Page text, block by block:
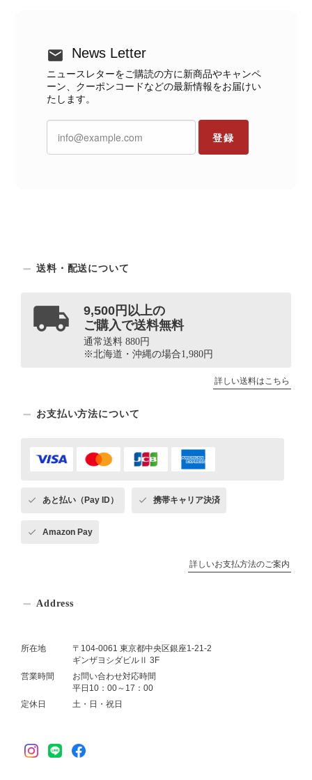
News Letter
ニュースレターをご購読の方に新商品やキャンペ
ーン、クーポンコードなどの最新情報をお届けい
たします。
登録
送料・配送について
9,500円以上の
ご購入で送料無料
通常送料 880円
※北海道・沖縄の場合1,980円
詳しい送料はこちら
お支払い方法について
あと払い（Pay ID） 携帯キャリア決済
Amazon Pay
詳しいお支払方法のご案内
Address
所在地
〒104-0061 東京都中央区銀座1-21-2
ギンザヨシダビルⅡ 3F
営業時間
お問い合わせ対応時間
平日10：00～17：00
定休日
土・日・祝日